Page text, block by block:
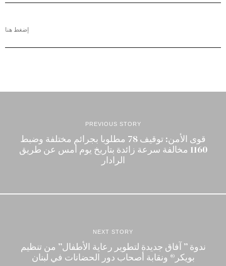
إضغط هنا
PREVIOUS STORY
قوى الأمن: توقيف 78 مطلوبا بجرائم مختلفة وضبط
1160 مخالفة سرعة زائدة بتاريخ يوم أمس عن طريق
الرادار
NEXT STORY
ندوة ” آفاق جديدة لتطوير رعاية الأطفال” من تنظيم
بويكر® ونقابة أصحاب دور الحضانات في لبنان